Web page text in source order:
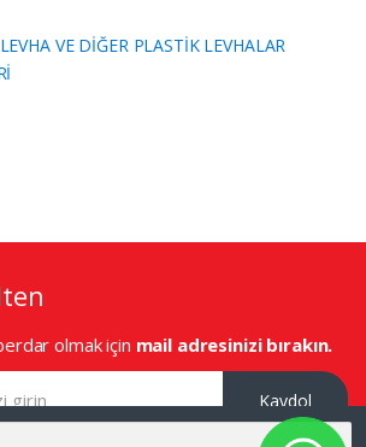
VE DİĞER PLASTİK LEVHALAR
olmak için mail adresinizi bırakın.
Kaydol